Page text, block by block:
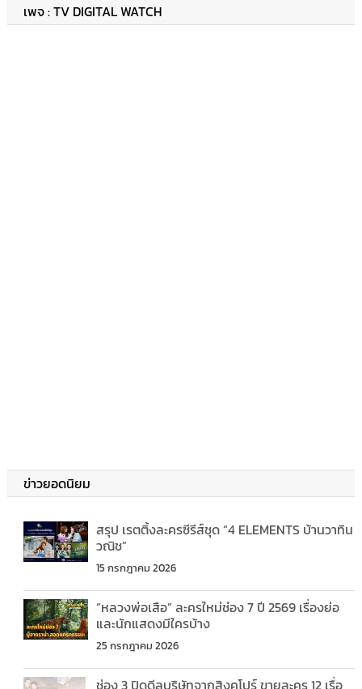
เพจ : TV DIGITAL WATCH
ข่าวยอดนิยม
สรุป เรตติ้งละครซีรีส์ชุด “4 ELEMENTS บ้านวาทิน
วณิช”
15 กรกฎาคม 2026
“หลวงพ่อเสือ” ละครใหม่ช่อง 7 ปี 2569 เรื่องย่อ
และนักแสดงมีใครบ้าง
25 กรกฎาคม 2026
ช่อง 3 ปิดดีลบริษัทจากสิงคโปร์ ขายละคร 12 เรื่อ